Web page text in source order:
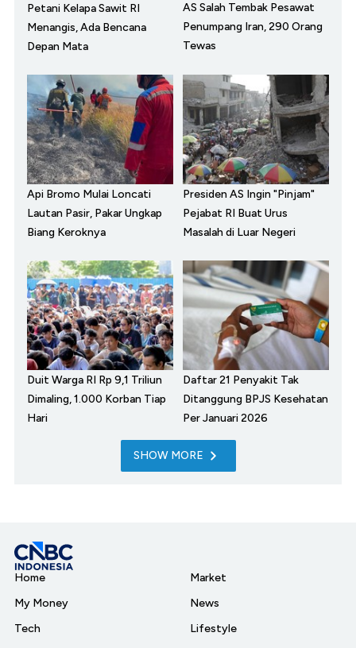
Petani Kelapa Sawit RI
Menangis, Ada Bencana
Depan Mata
AS Salah Tembak Pesawat
Penumpang Iran, 290 Orang
Tewas
Api Bromo Mulai Loncati
Lautan Pasir, Pakar Ungkap
Biang Keroknya
Presiden AS Ingin "Pinjam"
Pejabat RI Buat Urus
Masalah di Luar Negeri
Duit Warga RI Rp 9,1 Triliun
Dimaling, 1.000 Korban Tiap
Hari
Daftar 21 Penyakit Tak
Ditanggung BPJS Kesehatan
Per Januari 2026
SHOW MORE
Home
My Money
Tech
Market
News
Lifestyle